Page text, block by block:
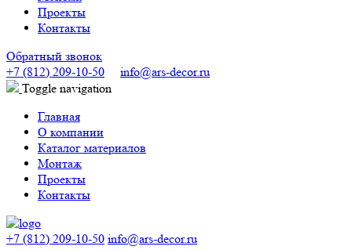
Проекты
Контакты
Обратный звонок
+7 (812) 209-10-50
info@ars-decor.ru
Toggle navigation
Главная
О компании
Каталог материалов
Монтаж
Проекты
Контакты
+7 (812) 209-10-50 info@ars-decor.ru